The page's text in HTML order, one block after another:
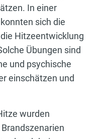
In einer
sich die
Hitzeentwicklung
Übungen sind
und psychische
einschätzen und
wurden